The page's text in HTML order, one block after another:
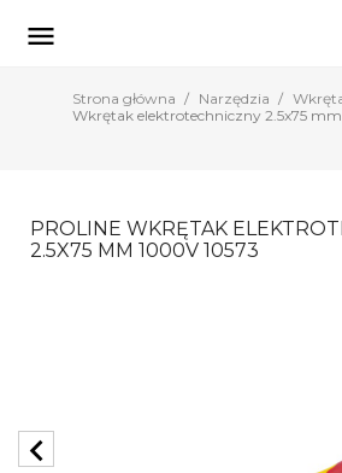

Strona główna Narzędzia
Wkrętak elektrotechniczny 2.5x75 mm
PROLINE WKRĘTAK
2.5X75 MM 1000V 10573
chevron_left